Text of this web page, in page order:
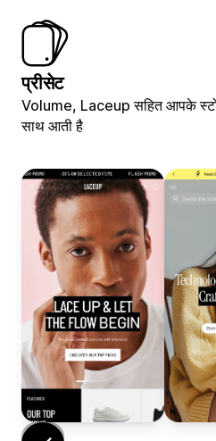
प्रीसेट
Volume, Laceup सहित आपके
साथ आती है